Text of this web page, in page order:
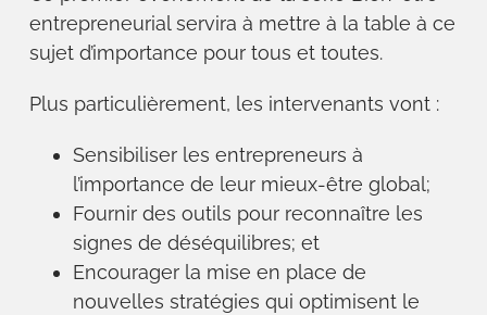
entrepreneurial servira à mettre à la table à ce
sujet d’importance pour tous et toutes.
Plus particulièrement, les intervenants vont :
Sensibiliser les entrepreneurs à
l’importance de leur mieux-être global;
Fournir des outils pour reconnaître les
signes de déséquilibres; et
Encourager la mise en place de
nouvelles stratégies qui optimisent le